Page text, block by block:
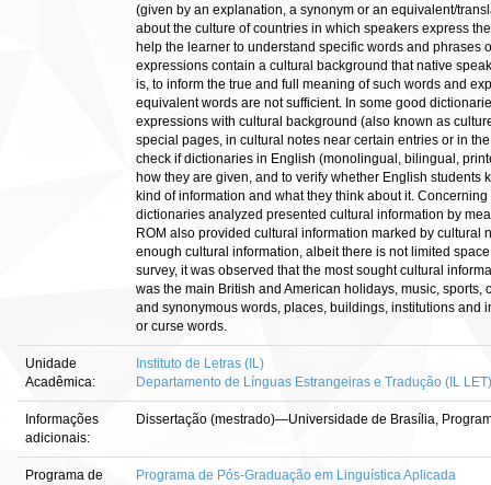
(given by an explanation, a synonym or an equivalent/
about the culture of countries in which speakers express
help the learner to understand specific words and phrases
expressions contain a cultural background that native
is, to inform the true and full meaning of such words and
equivalent words are not sufficient. In some good
expressions with cultural background (also known as
special pages, in cultural notes near certain entries or in
check if dictionaries in English (monolingual, bilingual,
how they are given, and to verify whether English
kind of information and what they think about it.
dictionaries analyzed presented cultural information by
ROM also provided cultural information marked by
enough cultural information, albeit there is not limited
survey, it was observed that the most sought cultural
was the main British and American holidays, music,
and synonymous words, places, buildings, institutions and
or curse words.
Unidade
Acadêmica:
Instituto de Letras (IL)
Departamento de Línguas Estrangeiras e Tradução (IL LET)
Informações
adicionais:
Dissertação (mestrado)—Universidade de Brasília,
Programa de
Programa de Pós-Graduação em Linguística Aplicada